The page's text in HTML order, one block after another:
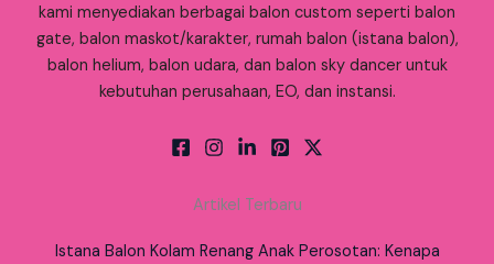
kami menyediakan berbagai balon custom seperti balon
gate, balon maskot/karakter, rumah balon (istana balon),
balon helium, balon udara, dan balon sky dancer untuk
kebutuhan perusahaan, EO, dan instansi.
Artikel Terbaru
Istana Balon Kolam Renang Anak Perosotan: Kenapa